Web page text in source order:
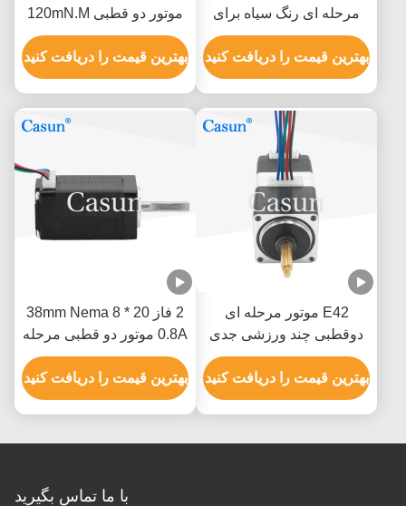
مرحله ای رنگ سیاه برای
دستگاه های پزشکی
گواهینامه های ISO ROHS
بهترین قیمت را دریافت کنید
موتور دو قطبی 120mN.M
بهترین قیمت را دریافت کنید
E42 موتور مرحله ای
دوقطبی چند ورزشی جدی
NEMA 17 200mN.M برای
تجهیزات اتوماسیون
بهترین قیمت را دریافت کنید
2 فاز 20 * 38mm Nema 8
0.8A موتور دو قطبی مرحله
ای سفارشی برای نور کوچک
چرخش
بهترین قیمت را دریافت کنید
با ما تماس بگیرید